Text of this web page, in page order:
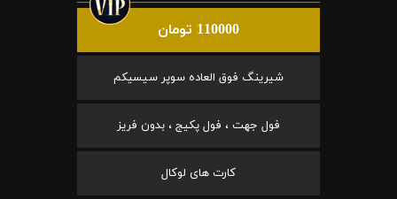
110000 تومان
شیرینگ فوق العاده سوپر سیسیکم
فول جهت ، فول پکیج ، بدون فریز
کارت های لوکال